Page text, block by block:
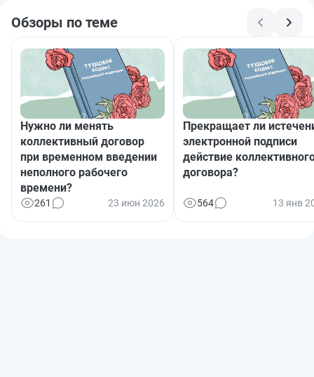
Обзоры по теме
Нужно ли менять
коллективный договор
при временном введении
неполного рабочего
времени?
261 23 июн 2026
Прекращает ли
электронной подписи
действие
договора?
564 13 янв